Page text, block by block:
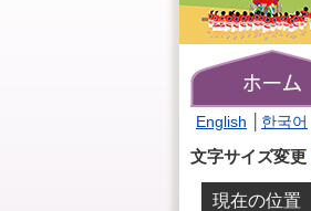
Site
English 한국어
文字サイズ変更
現在の位置